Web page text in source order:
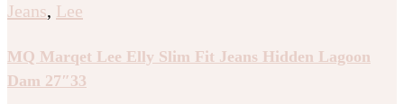
Jeans, Lee
MQ Marqet Lee Elly Slim Fit Jeans Hidden Lagoon
Dam 27″33